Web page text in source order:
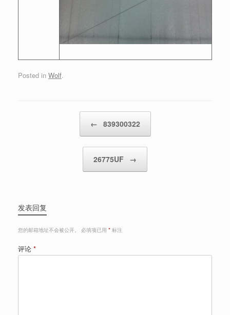
Posted in Wolf.
← 839300322
26775UF →
发表回复
您的邮箱地址不会被公开。 必填项已用 * 标注
评论 *